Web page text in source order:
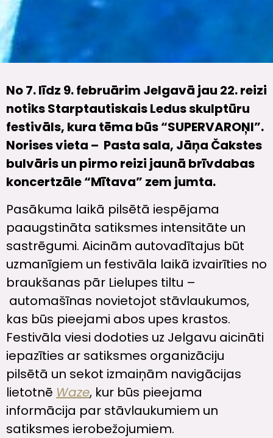
No 7. līdz 9. februārim Jelgavā jau 22. reizi
notiks Starptautiskais Ledus skulptūru
festivāls, kura tēma būs “SUPERVAROŅI”.
Norises vieta – Pasta sala, Jāņa Čakstes
bulvāris un pirmo reizi jaunā brīvdabas
koncertzāle “Mītava” zem jumta.
Pasākuma laikā pilsētā iespējama
paaugstināta satiksmes intensitāte un
sastrēgumi. Aicinām autovadītajus būt
uzmanīgiem un festivāla laikā izvairīties no
braukšanas pār Lielupes tiltu –
automašīnas novietojot stāvlaukumos,
kas būs pieejami abos upes krastos.
Festivāla viesi dodoties uz Jelgavu aicināti
iepazīties ar satiksmes organizāciju
pilsētā un sekot izmaiņām navigācijas
lietotnē Waze, kur būs pieejama
informācija par stāvlaukumiem un
satiksmes ierobežojumiem.